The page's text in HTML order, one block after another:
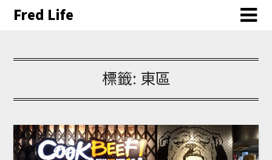
Fred Life
標籤: 東區